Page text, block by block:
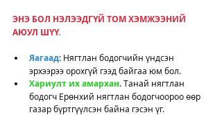
ЭНЭ БОЛ НЭЛЭЭДГҮЙ ТОМ ХЭМЖЭЭНИЙ
АЮУЛ ШҮҮ.
Яагаад: Нягтлан бодогчийн үндсэн
эрхээрээ орохгүй гээд байгаа юм бол.
Хариулт их амархан. Танай нягтлан
бодогч Ерөнхий нягтлан бодогчоороо өөр
газар бүртгүүлсэн байна гэсэн үг.